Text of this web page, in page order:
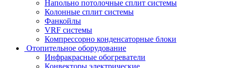
Напольно потолочные сплит системы
Колонные сплит системы
Фанкойлы
VRF системы
Компрессорно конденсаторные блоки
Отопительное оборудование
Инфракрасные обогреватели
Конвекторы электрические